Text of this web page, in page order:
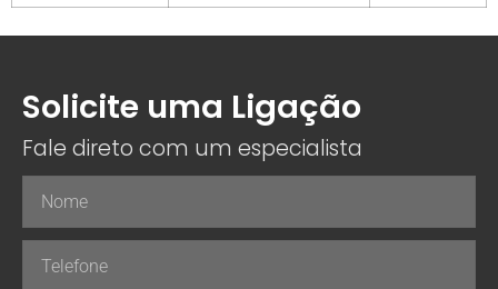
Solicite uma Ligação
Fale direto com um especialista